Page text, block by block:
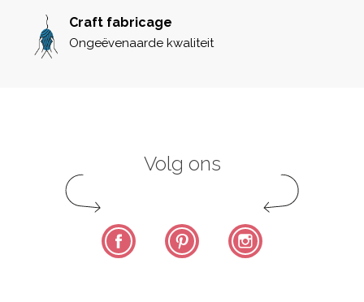
Craft fabricage
Ongeëvenaarde kwaliteit
Volg ons
Facebook Pinterest